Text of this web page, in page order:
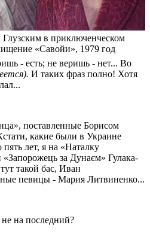
в приключенческом
«Савойи», 1979 год
- есть; не веришь - нет... Во
И таких фраз полно! Хотя
поставленные Борисом
какие были в Украине
лет, я на «Наталку
за Дунаєм» Гулака-
такой бас, Иван
певицы - Мария Литвиненко...
на пос­лед­ний?